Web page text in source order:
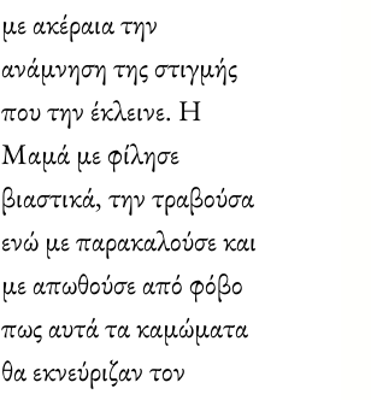
με ακέραια την
ανάμνηση της στιγμής
που την έκλεινε. Η
Μαμά με φίλησε
βιαστικά, την τραβούσα
ενώ με παρακαλούσε και
με απωθούσε από φόβο
πως αυτά τα καμώματα
θα εκνεύριζαν τον